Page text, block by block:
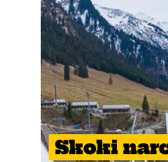
Skoki